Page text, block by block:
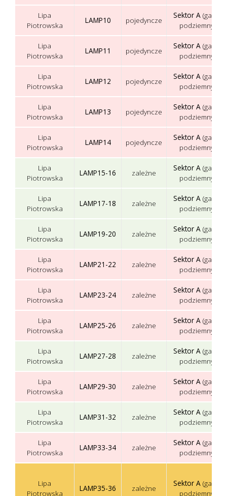
Lipa
Piotrowska
LAMP10 pojedyncze
Sektor A (garaż
podziemny)
Lipa
Piotrowska
LAMP11 pojedyncze
Sektor A (garaż
podziemny)
Lipa
Piotrowska
LAMP12 pojedyncze
Sektor A (garaż
podziemny)
Lipa
Piotrowska
LAMP13 pojedyncze
Sektor A (garaż
podziemny)
Lipa
Piotrowska
LAMP14 pojedyncze
Sektor A (garaż
podziemny)
Lipa
Piotrowska
LAMP15-16 zależne
Sektor A (garaż
podziemny)
Lipa
Piotrowska
LAMP17-18 zależne
Sektor A (garaż
podziemny)
Lipa
Piotrowska
LAMP19-20 zależne
Sektor A (garaż
podziemny)
Lipa
Piotrowska
LAMP21-22 zależne
Sektor A (garaż
podziemny)
Lipa
Piotrowska
LAMP23-24 zależne
Sektor A (garaż
podziemny)
Lipa
Piotrowska
LAMP25-26 zależne
Sektor A (garaż
podziemny)
Lipa
Piotrowska
LAMP27-28 zależne
Sektor A (garaż
podziemny)
Lipa
Piotrowska
LAMP29-30 zależne
Sektor A (garaż
podziemny)
Lipa
Piotrowska
LAMP31-32 zależne
Sektor A (garaż
podziemny)
Lipa
Piotrowska
LAMP33-34 zależne
Sektor A (garaż
podziemny)
Lipa
Piotrowska
LAMP35-36 zależne
Sektor A (garaż
podziemny)